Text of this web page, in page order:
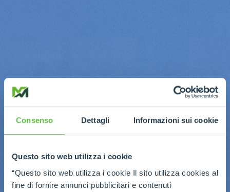
Consenso Dettagli Informazioni sui cookie
Questo sito web utilizza i cookie
“Questo sito web utilizza i cookie Il sito utilizza cookies al
fine di fornire annunci pubblicitari e contenuti